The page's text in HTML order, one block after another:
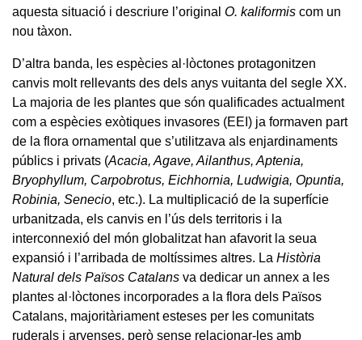
aquesta situació i descriure l’original O. kaliformis com un
nou tàxon.
D’altra banda, les espècies al·lòctones protagonitzen
canvis molt rellevants des dels anys vuitanta del segle XX.
La majoria de les plantes que són qualificades actualment
com a espècies exòtiques invasores (EEI) ja formaven part
de la flora ornamental que s’utilitzava als enjardinaments
públics i privats (Acacia, Agave, Ailanthus, Aptenia,
Bryophyllum, Carpobrotus, Eichhornia, Ludwigia, Opuntia,
Robinia, Senecio, etc.). La multiplicació de la superfície
urbanitzada, els canvis en l’ús dels territoris i la
interconnexió del món globalitzat han afavorit la seua
expansió i l’arribada de moltíssimes altres. La Història
Natural dels Països Catalans va dedicar un annex a les
plantes al·lòctones incorporades a la flora dels Països
Catalans, majoritàriament esteses per les comunitats
ruderals i arvenses, però sense relacionar-les amb